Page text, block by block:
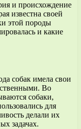
и происхождение
известна своей
этой породы
и какие
собак имела свои
Во
собаки,
для
делали их
задачах.